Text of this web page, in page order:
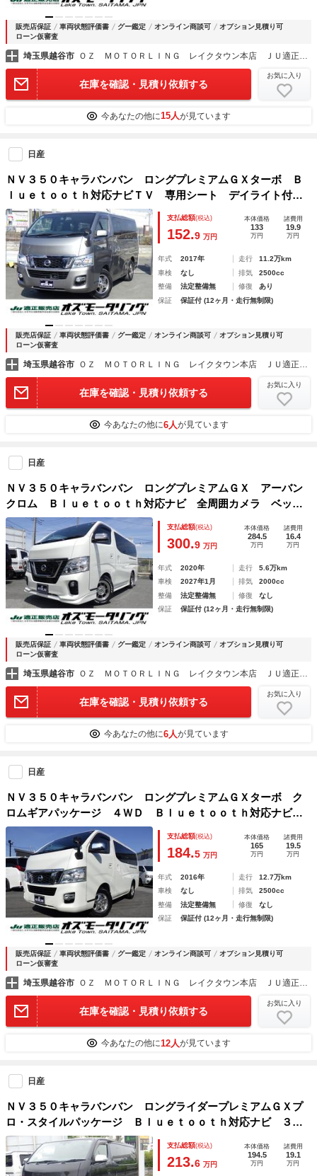
販売店保証 車両状態評価書 グー鑑定 オンライン商談可
オプション見積り可
ローン仮審査
埼玉県越谷市
在庫を確認・見積り依頼する
お気に入り
今あなたの他に15人が見ています
日産
ＮＶ３５０キャラバンバン ロングプレミアムＧＸターボ Ｂ
ｌｕｅｔｏｏｔｈ対応ナビＴＶ 専用シート デイライト付き
グリル スマートキー×２ ワンオーナー 禁煙車 エマージェ
ンシーブレーキ 特別仕様車 夏冬タイヤ ＯＢＤ診断済み
グー鑑定書付き
支払総額(税込)
152.9 万円
本体価格
133
万円
諸費用
19.9
万円
年式 2017年 走行
11.2万km
車検
なし 排気
2500cc
整備
法定整備無 修復
あり
保証
保証付 (12ヶ月・走行無制限)
販売店保証 車両状態評価書 グー鑑定 オンライン商談可
オプション見積り可
ローン仮審査
埼玉県越谷市 ＯＺ ＭＯＴＯＲＬＩＮＧ レイクタウン本店 ＪＵ適正販売店
在庫を確認・見積り依頼する
お気に入り
今あなたの他に6人が見ています
日産
ＮＶ３５０キャラバンバン ロングプレミアムＧＸ アーバン
クロム Ｂｌｕｅｔｏｏｔｈ対応ナビ 全周囲カメラ ベッド
キット 純正フルエアロ ブロックローダウン ハヤシレーシ
ング１６インチＡＷ 夏冬タイヤ 衝突軽減 ワンオーナー
禁煙車 ＯＢＤ診断済み グー鑑定書付き
支払総額(税込)
300.9 万円
本体価格
284.5
万円
諸費用
16.4
万円
年式 2020年 走行
5.6万km
車検
2027年1月 排気
2000cc
整備
法定整備無 修復
なし
保証
保証付 (12ヶ月・走行無制限)
販売店保証 車両状態評価書 グー鑑定 オンライン商談可
オプション見積り可
ローン仮審査
埼玉県越谷市 ＯＺ ＭＯＴＯＲＬＩＮＧ レイクタウン本店 ＪＵ適正販売店
在庫を確認・見積り依頼する
お気に入り
今あなたの他に6人が見ています
日産
ＮＶ３５０キャラバンバン ロングプレミアムＧＸターボ ク
ロムギアパッケージ ４ＷＤ Ｂｌｕｅｔｏｏｔｈ対応ナビ
ＲＥＣＡＲＯシート 両側スライドドア スマートキー×２ 純
正１５インチＡＷ 夏冬タイヤ 特別仕様車 グー鑑定書付き
支払総額(税込)
184.5 万円
本体価格
165
万円
諸費用
19.5
万円
年式 2016年 走行
12.7万km
車検
なし 排気
2500cc
整備
法定整備無 修復
なし
保証
保証付 (12ヶ月・走行無制限)
販売店保証 車両状態評価書 グー鑑定 オンライン商談可
オプション見積り可
ローン仮審査
埼玉県越谷市 ＯＺ ＭＯＴＯＲＬＩＮＧ レイクタウン本店 ＪＵ適正販売店
在庫を確認・見積り依頼する
お気に入り
今あなたの他に12人が見ています
日産
ＮＶ３５０キャラバンバン ロングライダープレミアムＧＸプ
ロ・スタイルパッケージ Ｂｌｕｅｔｏｏｔｈ対応ナビ ３６
０°アラウンドビューカメラ エマージェンシーブレーキ ドラ
レコ オグショーベットキット フローリングフロア 純正フ
ルエアロ １５インチアルミ ＯＢＤ診断済み 鑑定書付き
支払総額(税込)
213.6 万円
本体価格
194.5
万円
諸費用
19.1
万円